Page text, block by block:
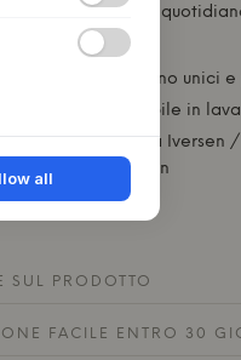
bellezza nella vita
Porcellana.
Tutti i disegni sono unici
Lavabile in
di Christina Iversen
Dorte Kristoffersen
SUL PRODOTTO
FACILE ENTRO 30
all